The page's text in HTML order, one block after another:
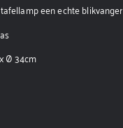
een echte blikvanger
Ø 34cm